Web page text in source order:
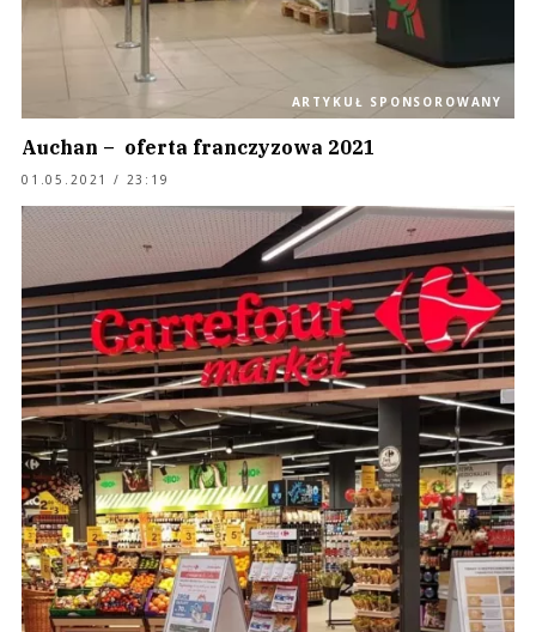
ARTYKUŁ SPONSOROWANY
Auchan – oferta franczyzowa 2021
01.05.2021 / 23:19